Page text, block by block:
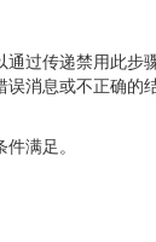
通过传递禁用此步
消息或不正确的
满足。